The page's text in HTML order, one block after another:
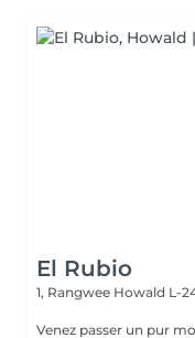
El Rubio
1, Rangwee Howald L-
Venez passer un pur